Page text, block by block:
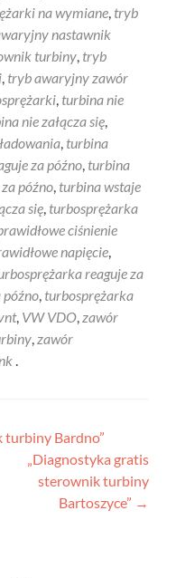
na wymiane, tryb
nastawnik
turbiny, tryb
, tryb awaryjny zawór
, turbina nie
nie załącza się,
, turbina
za późno, turbina
późno, turbina wstaje
się, turbosprężarka
ciśnienie
napięcie,
reaguje za
późno, turbosprężarka
, VW VDO,zawór
,zawór
.
turbiny Bardno”
„Diagnostyka gratis
sterownik turbiny
Bartoszyce” →